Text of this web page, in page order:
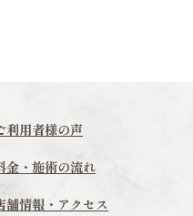
利用者様の声
金・施術の流れ
舗情報・アクセス